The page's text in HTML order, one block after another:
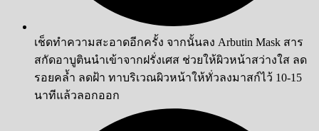
เช็ดทำความสะอาดอีกครั้ง จากนั้นลง Arbutin Mask สาร
สกัดอาบูตินนำเข้าจากฝรั่งเศส ช่วยให้ผิวหน้าสว่างใส ลด
รอยคล้ำ ลดฝ้า ทาบริเวณผิวหน้าให้ทั่วลงมาสก์ไว้ 10-15
นาทีแล้วลอกออก